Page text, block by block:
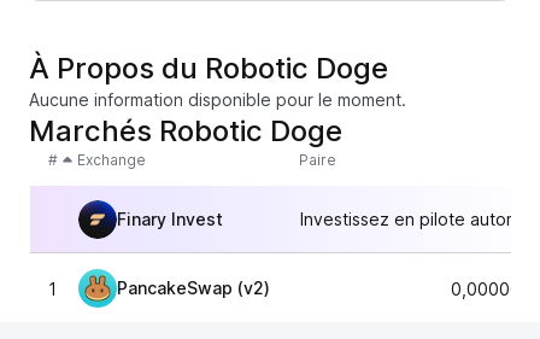
À Propos du Robotic Doge
Aucune information disponible pour le moment.
Marchés Robotic Doge
# Exchange Paire
Finary Invest Investissez en pilote
1 PancakeSwap (v2)